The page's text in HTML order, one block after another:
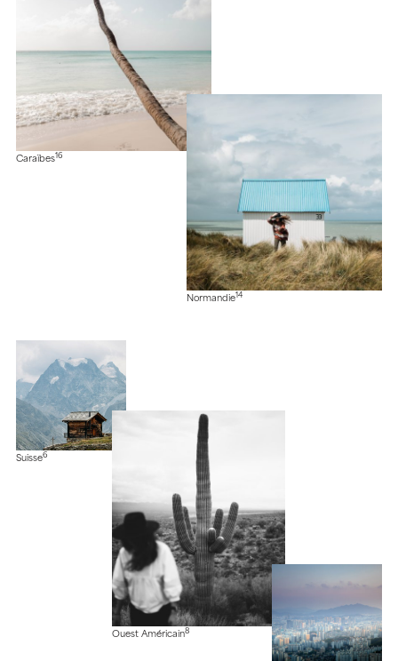
Caraïbes16
Normandie14
Suisse6
Ouest Américain8